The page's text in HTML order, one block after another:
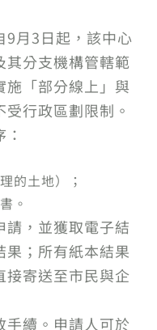
9月3日起，該中心
其分支機構管轄範
施「部分線上」與
受行政區劃限制。
的土地）；
。
請，並獲取電子結
果；所有紙本結果
接寄送至市民與企
手續。申請人可於